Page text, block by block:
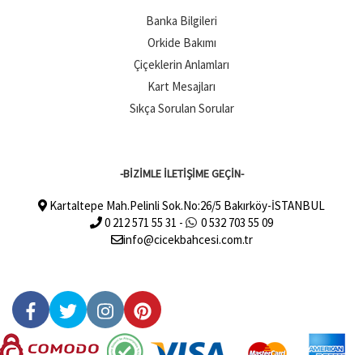
Banka Bilgileri
Orkide Bakımı
Çiçeklerin Anlamları
Kart Mesajları
Sıkça Sorulan Sorular
-BİZİMLE İLETİŞİME GEÇİN-
Kartaltepe Mah.Pelinli Sok.No:26/5 Bakırköy-İSTANBUL
0 212 571 55 31 -
0 532 703 55 09
info@cicekbahcesi.com.tr